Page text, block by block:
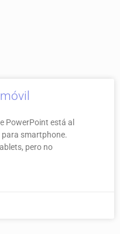
PowerPoint está al
para smartphone.
pero no